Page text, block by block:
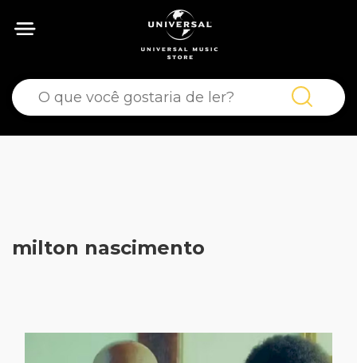
milton nascimento